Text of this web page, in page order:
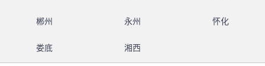
郴州 永州 怀化
娄底 湘西